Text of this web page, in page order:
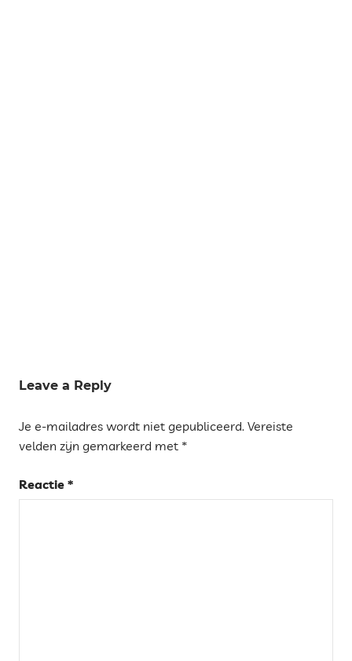
JULI
TARRAGONA
- PART ALTA
Leave a Reply
Je e-mailadres wordt niet gepubliceerd. Vereiste
velden zijn gemarkeerd met *
Reactie *